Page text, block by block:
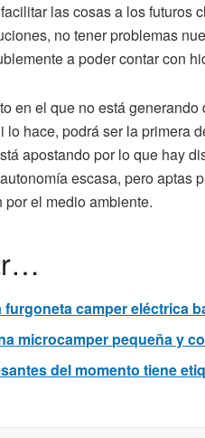
las cosas a los futuros
no tener problemas
a poder contar con
en el que no está
hace, podrá ser la primera
apostando por lo que hay
escasa, pero aptas
el medio ambiente.
camper eléctrica
microcamper pequeña y
del momento tiene